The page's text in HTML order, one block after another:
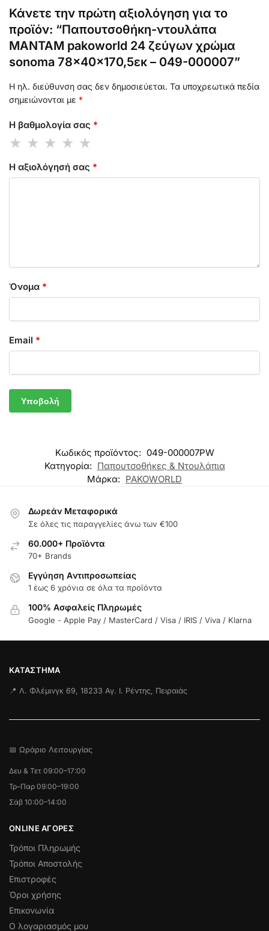
Κάνετε την πρώτη αξιολόγηση για το
προϊόν: “Παπουτσοθήκη-ντουλάπα
MANTAM pakoworld 24 ζεύγων χρώμα
sonoma 78x40x170,5εκ – 049-000007”
Η ηλ. διεύθυνση σας δεν δημοσιεύεται. Τα υποχρεωτικά πεδία
σημειώνονται με *
Η βαθμολογία σας *
Η αξιολόγησή σας *
Όνομα *
Email *
Κωδικός προϊόντος: 049-000007PW
Κατηγορία: Παπουτσοθήκες & Ντουλάπια
Μάρκα: PAKOWORLD
Δωρεάν Μεταφορικά
Σε όλες τις παραγγελίες άνω των €100
60.000+ Προϊόντα
70+ Brands
Εγγύηση Aντιπροσωπείας
1 έως 6 χρόνια σε όλα τα προϊόντα
100% Ασφαλείς Πληρωμές
Google - Apple Pay / MasterCard / Visa / IRIS / Viva / Klarna
ΚΑΤΆΣΤΗΜΑ
📍 Λ. Φλέμινγκ 69, 18233 Αγ. Ι. Ρέντης, Πειραιάς
📅 Ωράριο Λειτουργίας
Δευ & Τετ 09:00–17:00
Τρ–Παρ 09:00–19:00
Σάβ 10:00–14:00
ONLINE ΑΓΟΡΕΣ
Τρόποι Πληρωμής
Τρόποι Αποστολής
Επιστροφές
Όροι χρήσης
Επικονωνία
Ο λογαριασμός μου